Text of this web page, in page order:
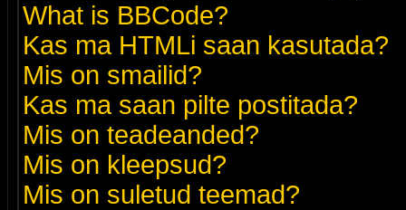
What is BBCode?
Kas ma HTMLi saan kasutada?
Mis on smailid?
Kas ma saan pilte postitada?
Mis on teadeanded?
Mis on kleepsud?
Mis on suletud teemad?